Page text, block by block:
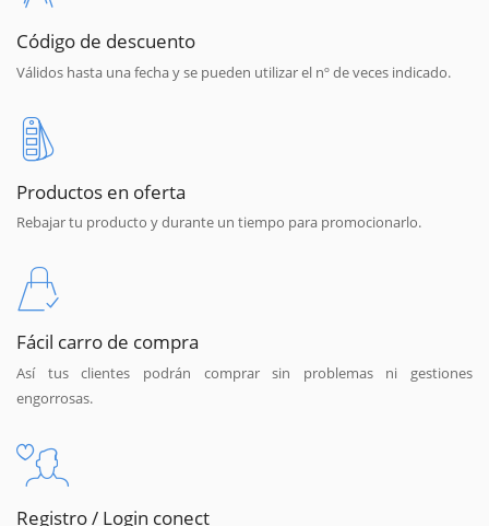
Código de descuento
Válidos hasta una fecha y se pueden utilizar el nº de veces indicado.
Productos en oferta
Rebajar tu producto y durante un tiempo para promocionarlo.
Fácil carro de compra
Así tus clientes podrán comprar sin problemas ni gestiones
engorrosas.
Registro / Login conect